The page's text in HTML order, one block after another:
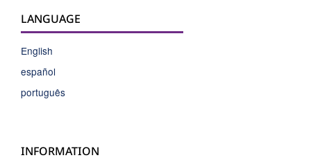
LANGUAGE
English
español
português
INFORMATION